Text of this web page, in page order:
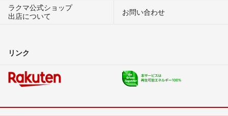
ラクマ公式ショップ
出店について
お問い合わせ
リンク